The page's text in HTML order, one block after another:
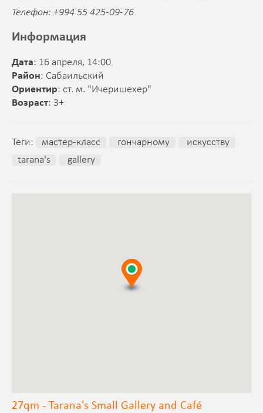
Телефон: +994 55 425-09-76
Информация
Дата: 16 апреля, 14:00
Район: Сабаильский
Ориентир: ст. м. "Ичеришехер"
Возраст: 3+
Теги: мастер-класс гончарному
искусству
tarana's
gallery
27qm - Tarana's Small Gallery and Café